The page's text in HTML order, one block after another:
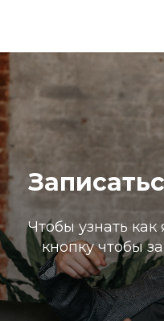
Чтобы узнать
кнопку чтобы